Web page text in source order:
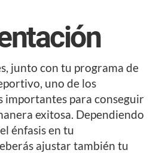
junto con tu programa de
uno de los
importantes para conseguir
exitosa. Dependiendo
énfasis en tu
ajustar también tu